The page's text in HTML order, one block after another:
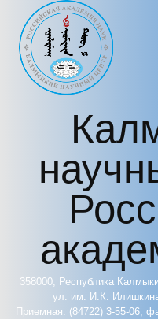
Перейти к основному содержанию
358000, Республика
ул. им. И.К.
Приемная: (84722) 3-55-06,